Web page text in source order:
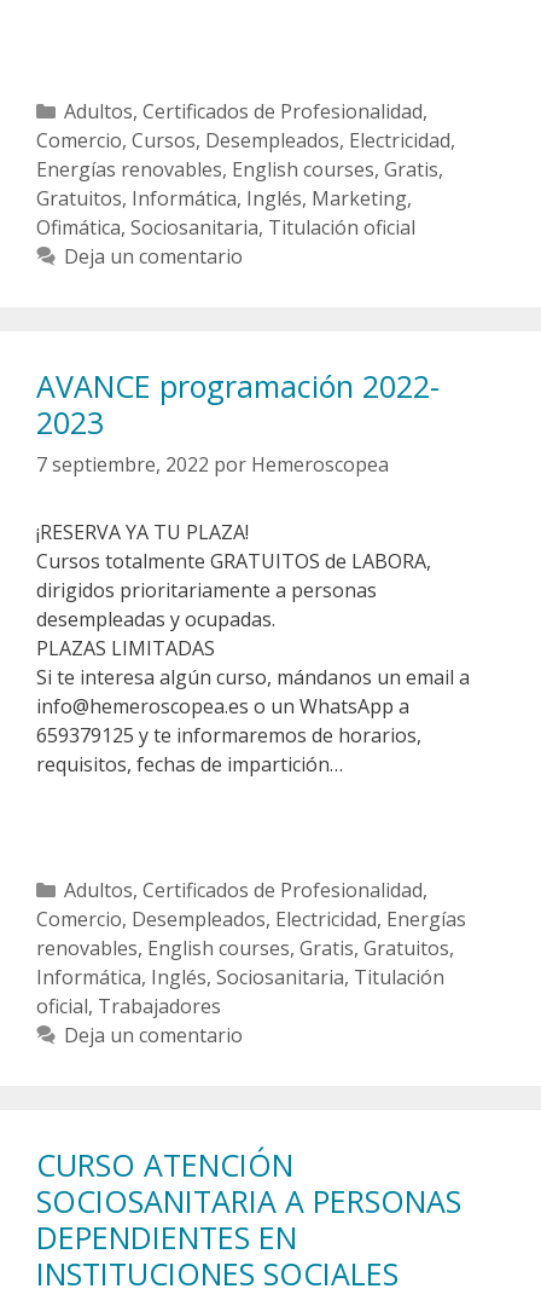
Categorías
Adultos, Certificados de Profesionalidad,
Comercio, Cursos, Desempleados, Electricidad,
Energías renovables, English courses, Gratis,
Gratuitos, Informática, Inglés, Marketing,
Ofimática, Sociosanitaria, Titulación oficial
Deja un comentario
AVANCE programación 2022-
2023
7 septiembre, 2022 por Hemeroscopea
¡RESERVA YA TU PLAZA!
Cursos totalmente GRATUITOS de LABORA,
dirigidos prioritariamente a personas
desempleadas y ocupadas.
PLAZAS LIMITADAS
Si te interesa algún curso, mándanos un email a
info@hemeroscopea.es o un WhatsApp a
659379125 y te informaremos de horarios,
requisitos, fechas de impartición…
Categorías
Adultos, Certificados de Profesionalidad,
Comercio, Desempleados, Electricidad, Energías
renovables, English courses, Gratis, Gratuitos,
Informática, Inglés, Sociosanitaria, Titulación
oficial, Trabajadores
Deja un comentario
CURSO ATENCIÓN
SOCIOSANITARIA A PERSONAS
DEPENDIENTES EN
INSTITUCIONES SOCIALES